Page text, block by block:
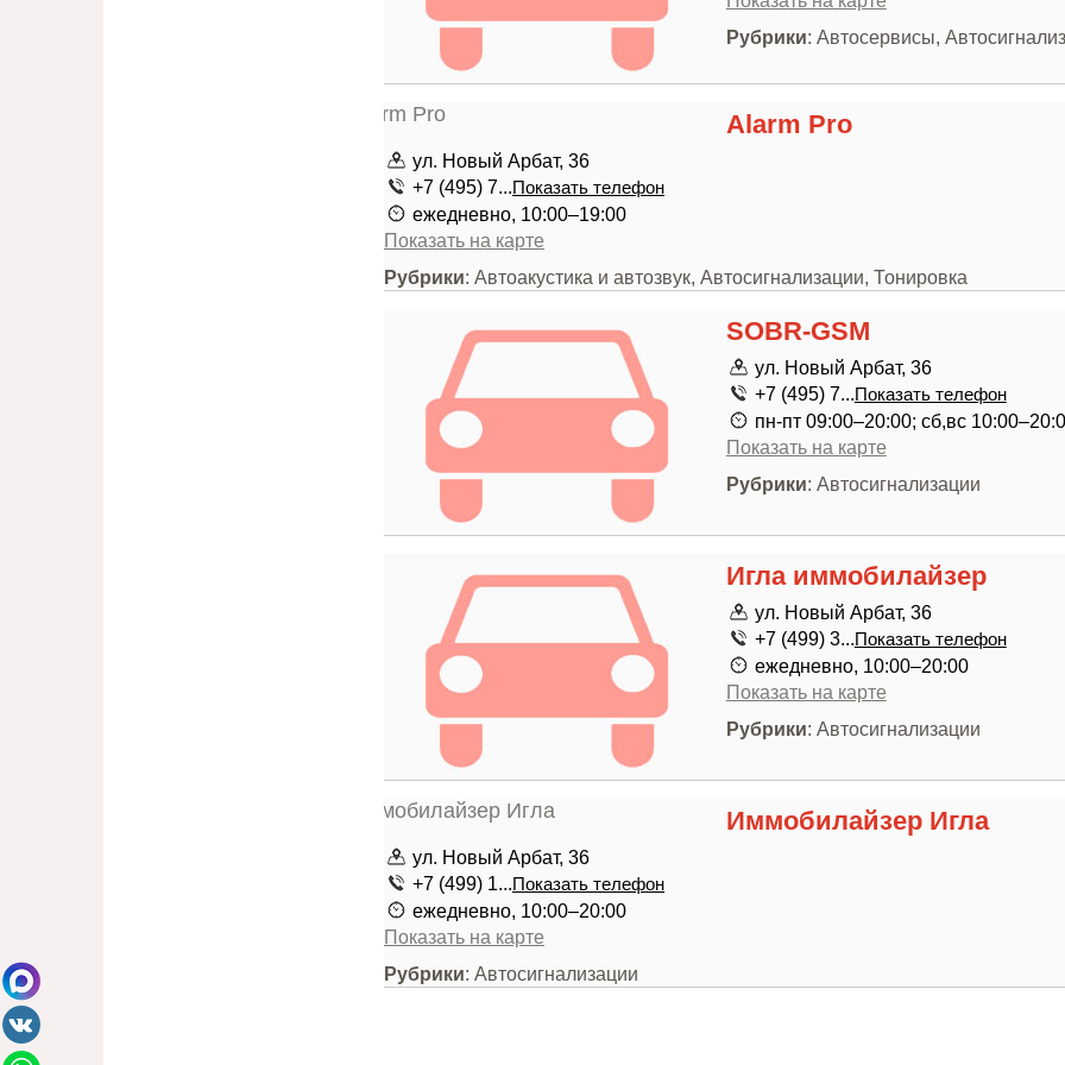
Рубрики: Автосервисы,
Alarm Pro
ул. Новый Арбат, 36
+7 (495) 7...Показать телефон
ежедневно, 10:00–19:00
Показать на карте
Рубрики: Автоакустика и автозвук, Автосигнализации, Тонировка
SOBR-GSM
ул. Новый Арбат, 36
+7 (495) 7...Показать телефон
пн-пт 09:00–20:00; сб,вс
Показать на карте
Рубрики: Автосигнализации
Игла иммобилайзер
ул. Новый Арбат, 36
+7 (499) 3...Показать телефон
ежедневно, 10:00–20:00
Показать на карте
Рубрики: Автосигнализации
Иммобилайзер Игла
ул. Новый Арбат, 36
+7 (499) 1...Показать телефон
ежедневно, 10:00–20:00
Показать на карте
Рубрики: Автосигнализации